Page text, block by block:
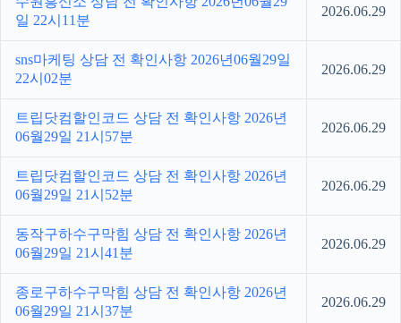
일 22시11분
2026.06.29
sns마케팅 상담 전 확인사항 2026년06월29일
22시02분
2026.06.29
트립닷컴할인코드 상담 전 확인사항 2026년
06월29일 21시57분
2026.06.29
트립닷컴할인코드 상담 전 확인사항 2026년
06월29일 21시52분
2026.06.29
동작구하수구막힘 상담 전 확인사항 2026년
06월29일 21시41분
2026.06.29
종로구하수구막힘 상담 전 확인사항 2026년
06월29일 21시37분
2026.06.29